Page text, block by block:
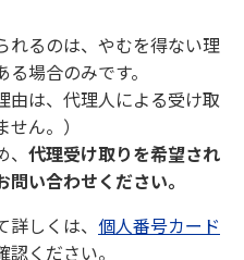
れるのは、やむを得ない理
場合のみです。
由は、代理人による受け取
ん。）
代理受け取りを希望され
い合わせください。
しくは、 個人番号カード
認ください。